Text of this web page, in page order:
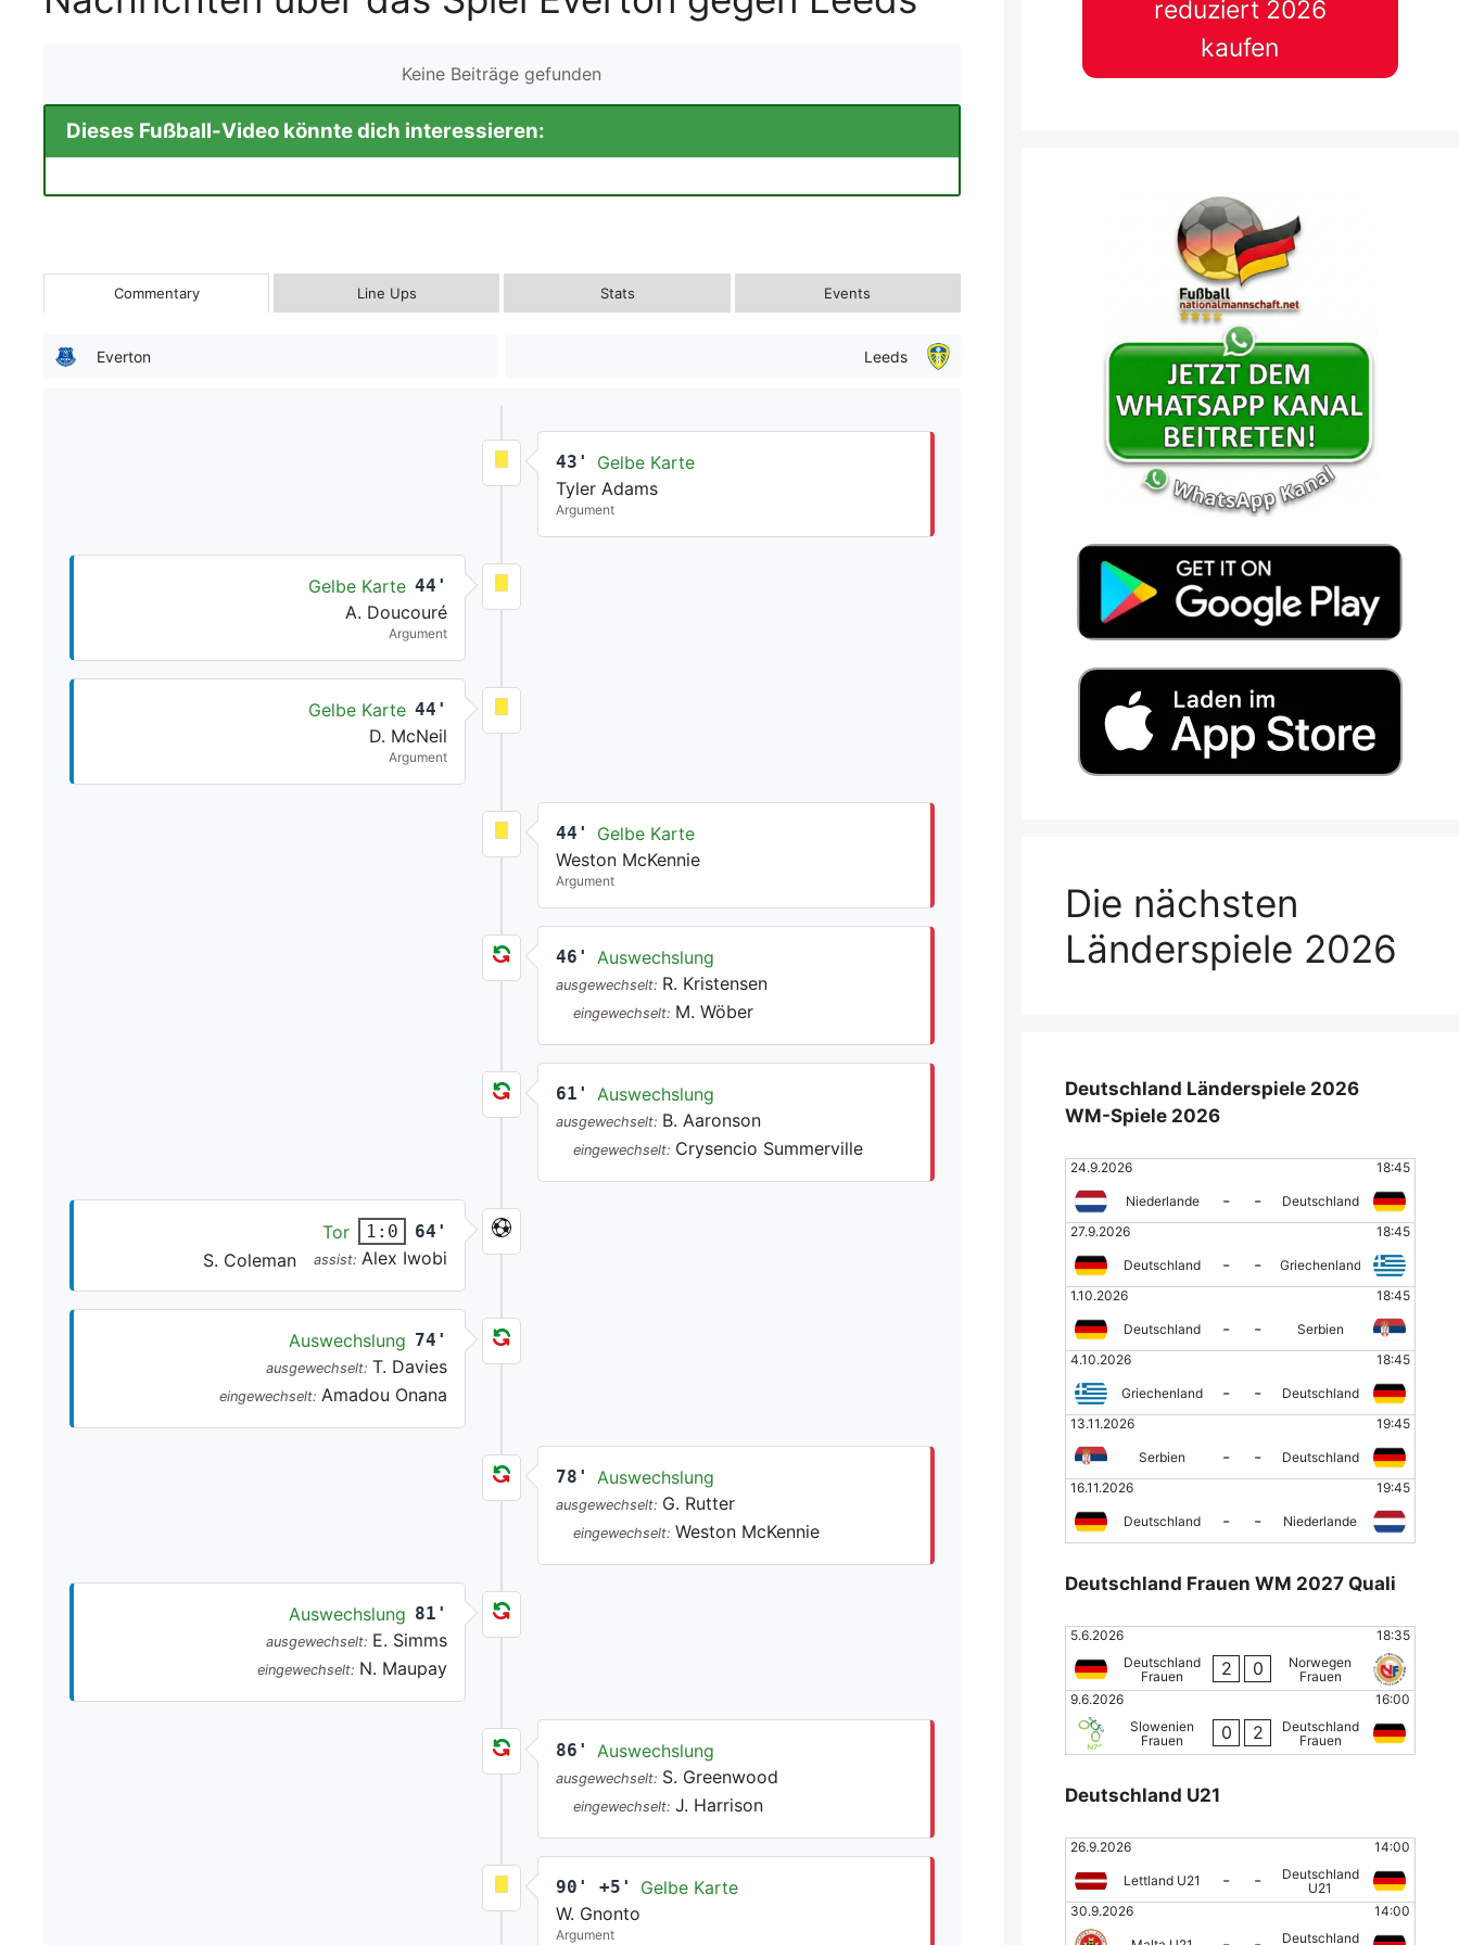
Keine Beiträge gefunden
Dieses Fußball-Video könnte dich interessieren:
Commentary Line Ups Stats Events
Everton Leeds
43'
Gelbe Karte
Tyler Adams
Argument
Gelbe Karte 44'
A. Doucouré
Argument
Gelbe Karte 44'
D. McNeil
Argument
44'
Gelbe Karte
Weston McKennie
Argument
46' Auswechslung
ausgewechselt: R. Kristensen
eingewechselt: M. Wöber
61' Auswechslung
ausgewechselt: B. Aaronson
eingewechselt: Crysencio Summerville
Tor 1:0 64'
S. Coleman assist:Alex Iwobi
Auswechslung 74'
ausgewechselt: T. Davies
eingewechselt: Amadou Onana
78' Auswechslung
ausgewechselt: G. Rutter
eingewechselt: Weston McKennie
Auswechslung 81'
ausgewechselt: E. Simms
eingewechselt: N. Maupay
86' Auswechslung
ausgewechselt: S. Greenwood
eingewechselt: J. Harrison
90' +5'
Gelbe Karte
W. Gnonto
Argument
reduziert 2026
kaufen
Die nächsten
Länderspiele 2026
Deutschland Länderspiele 2026
WM-Spiele 2026
24.9.2026 18:45
Niederlande - -
Deutschland
27.9.2026
18:45
Deutschland - -
Griechenland
1.10.2026
18:45
Deutschland - -
Serbien
4.10.2026
18:45
Griechenland - -
Deutschland
13.11.2026
19:45
Serbien - -
Deutschland
16.11.2026
19:45
Deutschland - - Niederlande
Deutschland Frauen WM 2027 Quali
5.6.2026
18:35
Deutschland
Frauen
2 0
Norwegen
Frauen
9.6.2026
16:00
Slowenien
Frauen
0 2
Deutschland
Frauen
Deutschland U21
26.9.2026 14:00
Lettland U21 - -
Deutschland
U21
30.9.2026
14:00
Deutschland